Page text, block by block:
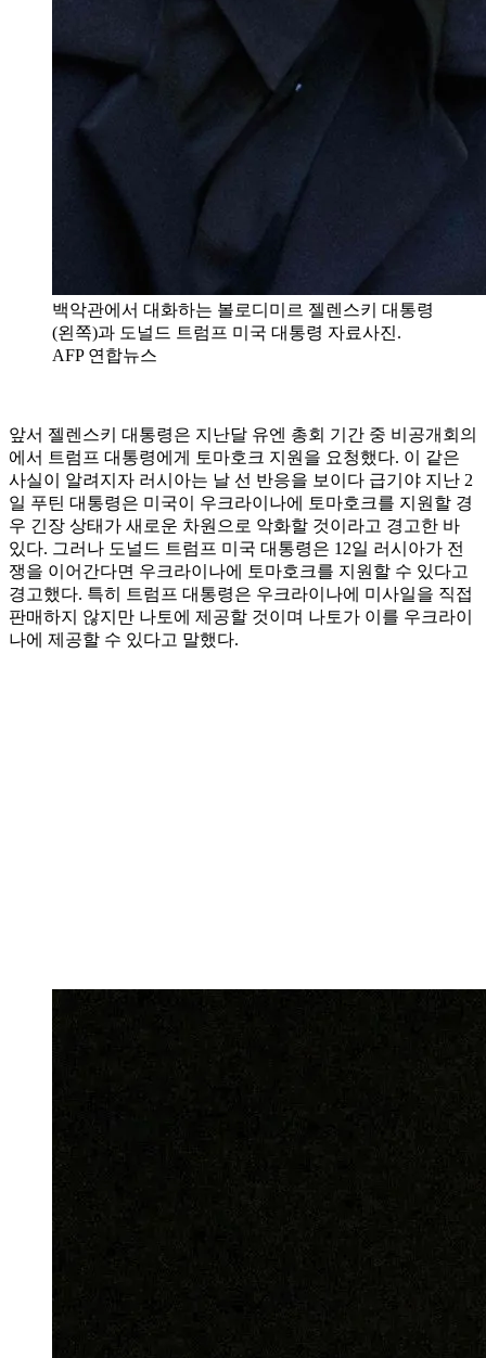
백악관에서 대화하는 볼로디미르 젤렌스키 대통령
(왼쪽)과 도널드 트럼프 미국 대통령 자료사진.
AFP 연합뉴스
앞서 젤렌스키 대통령은 지난달 유엔 총회 기간 중 비공개회의
에서 트럼프 대통령에게 토마호크 지원을 요청했다. 이 같은
사실이 알려지자 러시아는 날 선 반응을 보이다 급기야 지난 2
일 푸틴 대통령은 미국이 우크라이나에 토마호크를 지원할 경
우 긴장 상태가 새로운 차원으로 악화할 것이라고 경고한 바
있다. 그러나 도널드 트럼프 미국 대통령은 12일 러시아가 전
쟁을 이어간다면 우크라이나에 토마호크를 지원할 수 있다고
경고했다. 특히 트럼프 대통령은 우크라이나에 미사일을 직접
판매하지 않지만 나토에 제공할 것이며 나토가 이를 우크라이
나에 제공할 수 있다고 말했다.